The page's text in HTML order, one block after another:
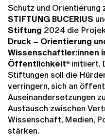
Schutz und Orientierung
STIFTUNG BUCERIUS
Stiftung 2024 die
Druck – Orientierung
Wissenschaftler:innen
Öffentlichkeit“ initiiert.
Stiftungen soll die
verringern, sich an
Auseinandersetzungen
Austausch zwischen
Wissenschaft, Medien,
stärken.